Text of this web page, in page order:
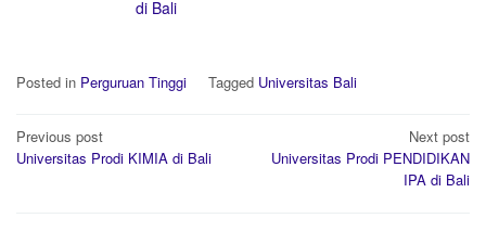
di Bali
Posted in Perguruan Tinggi Tagged Universitas Bali
Post
navigation
Previous post
Universitas Prodi KIMIA di Bali
Next post
Universitas Prodi PENDIDIKAN
IPA di Bali